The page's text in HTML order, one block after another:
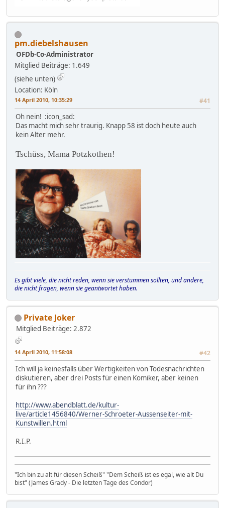
pm.diebelshausen
OFDb-Co-Administrator
Mitglied Beiträge: 1.649
(siehe unten)
Location: Köln
14 April 2010, 10:35:29 #41
Oh nein! :icon_sad:
Das macht mich sehr traurig. Knapp 58 ist doch heute auch
kein Alter mehr.
Tschüss, Mama Potzkothen!
Es gibt viele, die nicht reden, wenn sie verstummen sollten, und andere,
die nicht fragen, wenn sie geantwortet haben.
Private Joker
Mitglied Beiträge: 2.872
14 April 2010, 11:58:08 #42
Ich will ja keinesfalls über Wertigkeiten von Todesnachrichten
diskutieren, aber drei Posts für einen Komiker, aber keinen
für ihn ???
http://www.abendblatt.de/kultur-
live/article1456840/Werner-Schroeter-Aussenseiter-mit-
Kunstwillen.html
R.I.P.
"Ich bin zu alt für diesen Scheiß" "Dem Scheiß ist es egal, wie alt Du
bist" (James Grady - Die letzten Tage des Condor)